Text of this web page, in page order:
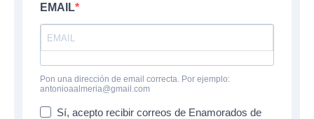
EMAIL
Pon una dirección de email correcta. Por ejemplo:
antonioaalmeria@gmail.com
Sí, acepto recibir correos de Enamorados de